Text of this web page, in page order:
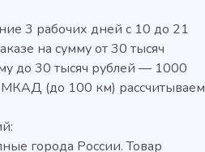
Холодильный стол Polair
TM2-G
1050421d
3 рабочих дней с 10 до 21
на сумму от 30 тысяч
до 30 тысяч рублей — 1000
МКАД (до 100 км) рассчитываем
города России. Товар